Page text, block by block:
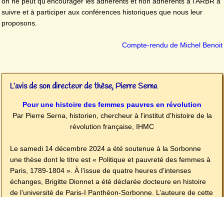
suivre et à participer aux conférences historiques que nous leur
proposons.
Compte-rendu de Michel Benoit
L’avis de son directeur de thèse, Pierre Serna
Pour une histoire des femmes pauvres en révolution
Par Pierre Serna, historien, chercheur à l’institut d’histoire de la
révolution française, IHMC
Le samedi 14 décembre 2024 a été soutenue à la Sorbonne
une thèse dont le titre est « Politique et pauvreté des femmes à
Paris, 1789-1804 ». À l’issue de quatre heures d’intenses
échanges, Brigitte Dionnet a été déclarée docteure en histoire
de l’université de Paris-I Panthéon-Sorbonne. L’auteure de cette